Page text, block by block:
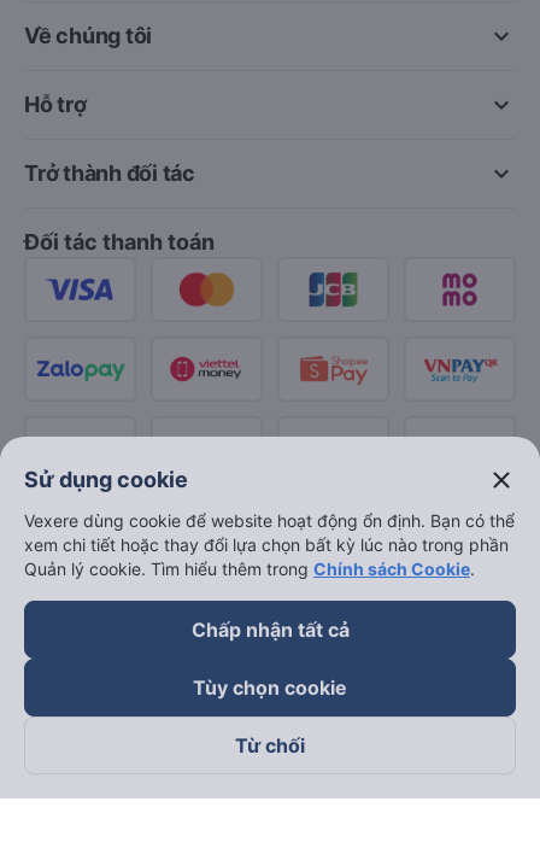
keyboard_arrow_down
Về chúng tôi
keyboard_arrow_down
Hỗ trợ
keyboard_arrow_down
Trở thành đối tác
Đối tác thanh toán
Theo dõi chúng tôi trên
Sử dụng cookie close
Vexere dùng cookie để website hoạt động ổn định. Bạn có thể
xem chi tiết hoặc thay đổi lựa chọn bất kỳ lúc nào trong phần
Quản lý cookie. Tìm hiểu thêm trong Chính sách Cookie.
Chấp nhận tất cả
Tùy chọn cookie
Từ chối